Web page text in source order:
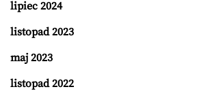
lipiec 2024
listopad 2023
maj 2023
listopad 2022